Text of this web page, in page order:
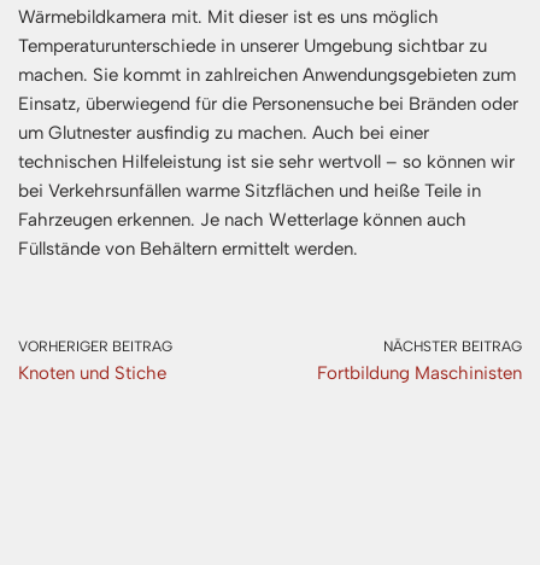
Wärmebildkamera mit. Mit dieser ist es uns möglich
Temperaturunterschiede in unserer Umgebung sichtbar zu
machen. Sie kommt in zahlreichen Anwendungsgebieten zum
Einsatz, überwiegend für die Personensuche bei Bränden oder
um Glutnester ausfindig zu machen. Auch bei einer
technischen Hilfeleistung ist sie sehr wertvoll – so können wir
bei Verkehrsunfällen warme Sitzflächen und heiße Teile in
Fahrzeugen erkennen. Je nach Wetterlage können auch
Füllstände von Behältern ermittelt werden.
VORHERIGER BEITRAG
Knoten und Stiche
NÄCHSTER BEITRAG
Fortbildung Maschinisten